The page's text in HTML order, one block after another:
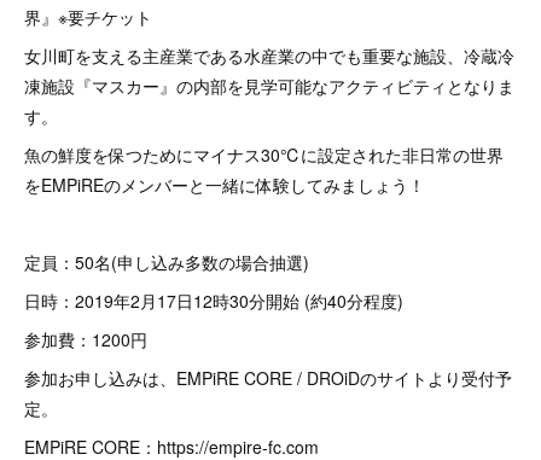
界』※要チケット
女川町を支える主産業である水産業の中でも重要な施設、冷蔵冷
凍施設『マスカー』の内部を見学可能なアクティビティとなりま
す。
魚の鮮度を保つためにマイナス30℃に設定された非日常の世界
をEMPiREのメンバーと一緒に体験してみましょう！
定員：50名(申し込み多数の場合抽選)
日時：2019年2月17日12時30分開始 (約40分程度)
参加費：1200円
参加お申し込みは、EMPiRE CORE / DROiDのサイトより受付予
定。
EMPiRE CORE：https://empire-fc.com